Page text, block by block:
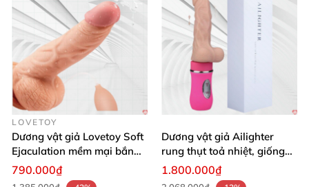
LOVETOY
Dương vật giả Lovetoy Soft
Ejaculation mềm mại bắn
nước
790.000₫
Dương vật giả Ailighter
rung thụt toả nhiệt, giống
thật cực phê
1.800.000₫